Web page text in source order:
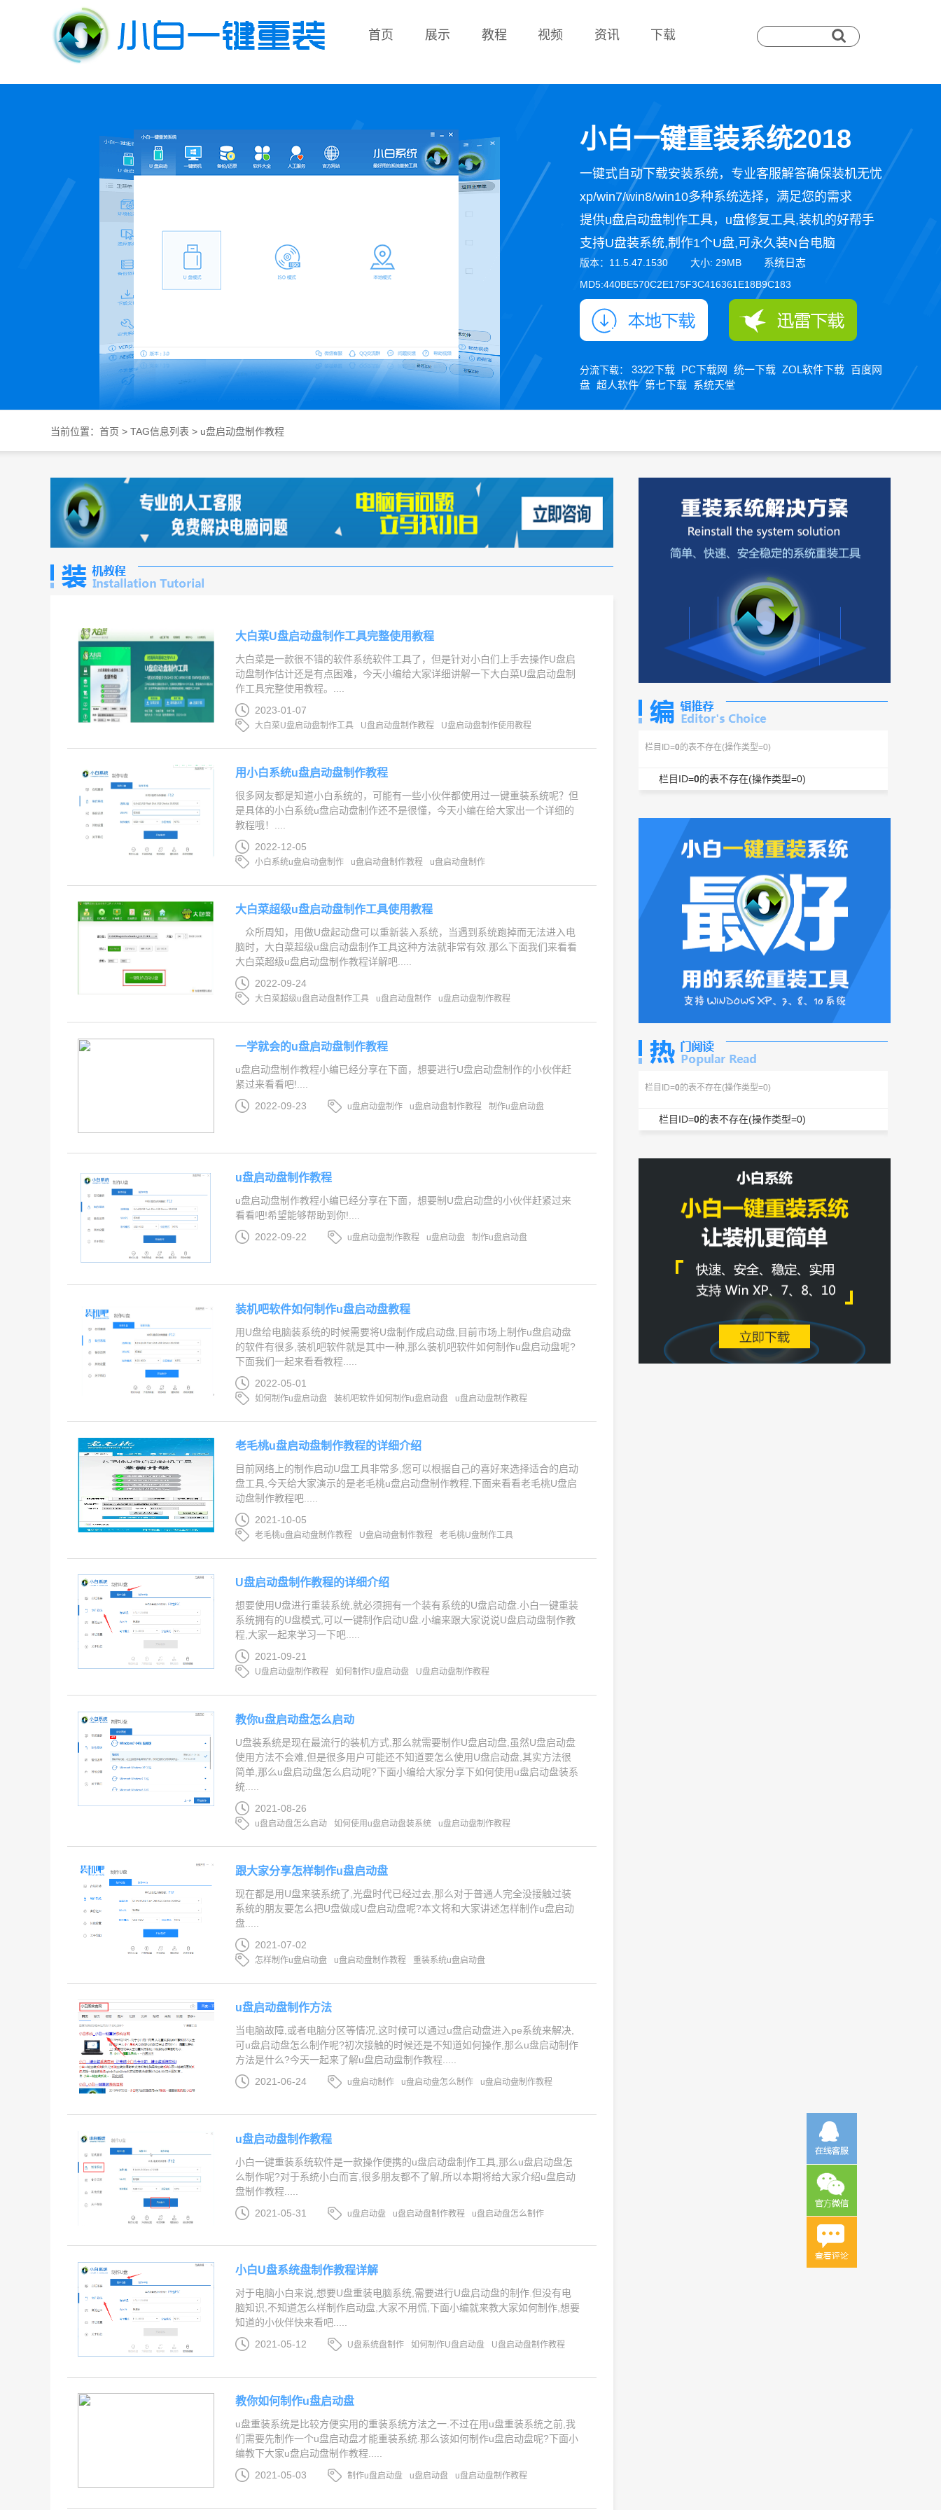
首页 展示 教程 视频 资讯 下载
小白一键重装系统2018
一键式自动下载安装系统，专业客服解答确保装机无忧
xp/win7/win8/win10多种系统选择，满足您的需求
提供u盘启动盘制作工具，u盘修复工具,装机的好帮手
支持U盘装系统,制作1个U盘,可永久装N台电脑
版本：11.5.47.1530 大小: 29MB 系统日志
MD5:440BE570C2E175F3C416361E18B9C183
分流下载： 3322下载 PC下载网 统一下载 ZOL软件下载 百度网
盘 超人软件 第七下载 系统天堂
当前位置： 首页 > TAG信息列表 > u盘启动盘制作教程
大白菜U盘启动盘制作工具完整使用教程
大白菜是一款很不错的软件系统软件工具了，但是针对小白们上手去操作U盘启
动盘制作估计还是有点困难，今天小编给大家详细讲解一下大白菜U盘启动盘制
作工具完整使用教程。....
2023-01-07
大白菜U盘启动盘制作工具 U盘启动盘制作教程 U盘启动盘制作使用教程
用小白系统u盘启动盘制作教程
很多网友都是知道小白系统的，可能有一些小伙伴都使用过一键重装系统呢？但
是具体的小白系统u盘启动盘制作还不是很懂，今天小编在给大家出一个详细的
教程哦！....
2022-12-05
小白系统u盘启动盘制作 u盘启动盘制作教程 u盘启动盘制作
大白菜超级u盘启动盘制作工具使用教程
众所周知，用做U盘起动盘可以重新装入系统，当遇到系统跑掉而无法进入电
脑时，大白菜超级u盘启动盘制作工具这种方法就非常有效.那么下面我们来看看
大白菜超级u盘启动盘制作教程详解吧.....
2022-09-24
大白菜超级u盘启动盘制作工具 u盘启动盘制作 u盘启动盘制作教程
一学就会的u盘启动盘制作教程
u盘启动盘制作教程小编已经分享在下面，想要进行U盘启动盘制作的小伙伴赶
紧过来看看吧!....
2022-09-23
u盘启动盘制作 u盘启动盘制作教程 制作u盘启动盘
u盘启动盘制作教程
u盘启动盘制作教程小编已经分享在下面，想要制U盘启动盘的小伙伴赶紧过来
看看吧!希望能够帮助到你!....
2022-09-22
u盘启动盘制作教程 u盘启动盘 制作u盘启动盘
装机吧软件如何制作u盘启动盘教程
用U盘给电脑装系统的时候需要将U盘制作成启动盘,目前市场上制作u盘启动盘
的软件有很多,装机吧软件就是其中一种,那么装机吧软件如何制作u盘启动盘呢?
下面我们一起来看看教程.....
2022-05-01
如何制作u盘启动盘 装机吧软件如何制作u盘启动盘 u盘启动盘制作教程
老毛桃u盘启动盘制作教程的详细介绍
目前网络上的制作启动U盘工具非常多,您可以根据自己的喜好来选择适合的启动
盘工具,今天给大家演示的是老毛桃u盘启动盘制作教程,下面来看看老毛桃U盘启
动盘制作教程吧.....
2021-10-05
老毛桃u盘启动盘制作教程 U盘启动盘制作教程 老毛桃U盘制作工具
U盘启动盘制作教程的详细介绍
想要使用U盘进行重装系统,就必须拥有一个装有系统的U盘启动盘.小白一键重装
系统拥有的U盘模式,可以一键制作启动U盘.小编来跟大家说说U盘启动盘制作教
程,大家一起来学习一下吧.....
2021-09-21
U盘启动盘制作教程 如何制作U盘启动盘 U盘启动盘制作教程
教你u盘启动盘怎么启动
U盘装系统是现在最流行的装机方式,那么就需要制作U盘启动盘,虽然U盘启动盘
使用方法不会难,但是很多用户可能还不知道要怎么使用U盘启动盘,其实方法很
简单,那么u盘启动盘怎么启动呢?下面小编给大家分享下如何使用u盘启动盘装系
统.....
2021-08-26
u盘启动盘怎么启动 如何使用u盘启动盘装系统 u盘启动盘制作教程
跟大家分享怎样制作u盘启动盘
现在都是用U盘来装系统了,光盘时代已经过去,那么对于普通人完全没接触过装
系统的朋友要怎么把U盘做成U盘启动盘呢?本文将和大家讲述怎样制作u盘启动
盘.....
2021-07-02
怎样制作u盘启动盘 u盘启动盘制作教程 重装系统u盘启动盘
u盘启动盘制作方法
当电脑故障,或者电脑分区等情况,这时候可以通过u盘启动盘进入pe系统来解决,
可u盘启动盘怎么制作呢?初次接触的时候还是不知道如何操作,那么u盘启动制作
方法是什么?今天一起来了解u盘启动盘制作教程.....
2021-06-24
u盘启动制作 u盘启动盘怎么制作 u盘启动盘制作教程
u盘启动盘制作教程
小白一键重装系统软件是一款操作便携的u盘启动盘制作工具,那么u盘启动盘怎
么制作呢?对于系统小白而言,很多朋友都不了解,所以本期将给大家介绍u盘启动
盘制作教程.....
2021-05-31
u盘启动盘 u盘启动盘制作教程 u盘启动盘怎么制作
小白U盘系统盘制作教程详解
对于电脑小白来说,想要U盘重装电脑系统,需要进行U盘启动盘的制作.但没有电
脑知识,不知道怎么样制作启动盘,大家不用慌,下面小编就来教大家如何制作,想要
知道的小伙伴快来看吧.....
2021-05-12
U盘系统盘制作 如何制作U盘启动盘 U盘启动盘制作教程
教你如何制作u盘启动盘
u盘重装系统是比较方便实用的重装系统方法之一.不过在用u盘重装系统之前,我
们需要先制作一个u盘启动盘才能重装系统.那么该如何制作u盘启动盘呢?下面小
编教下大家u盘启动盘制作教程.....
2021-05-03
制作u盘启动盘 u盘启动盘 u盘启动盘制作教程
栏目ID=0 的表不存在(操作类型=0)
栏目ID=0的表不存在(操作类型=0)
栏目ID=0 的表不存在(操作类型=0)
栏目ID=0的表不存在(操作类型=0)